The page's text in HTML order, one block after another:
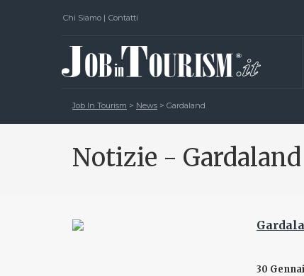
Chi Siamo | Contatti
Job In Tourism > News > Gardaland
Notizie - Gardaland
30